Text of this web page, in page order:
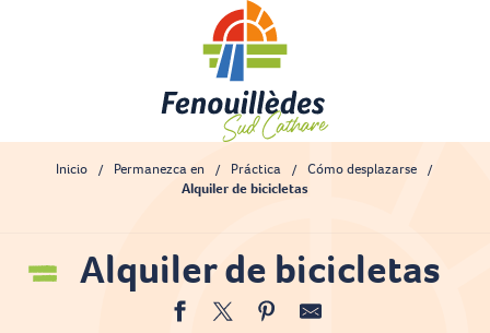
Inicio Permanezca en Práctica
Cómo desplazarse
Alquiler de bicicletas
Alquiler de bicicletas